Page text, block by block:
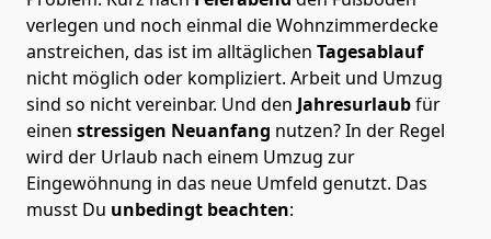
verlegen und noch einmal die Wohnzimmerdecke
anstreichen, das ist im alltäglichen Tagesablauf
nicht möglich oder kompliziert. Arbeit und Umzug
sind so nicht vereinbar. Und den Jahresurlaubfür
einen stressigen Neuanfang nutzen? In der Regel
wird der Urlaub nach einem Umzug zur
Eingewöhnung in das neue Umfeld genutzt. Das
musst Du unbedingt beachten: